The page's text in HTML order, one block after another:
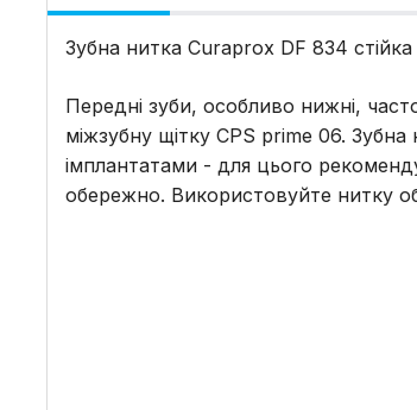
Зубна нитка Curaprox DF 834
Передні зуби, особливо нижні,
міжзубну щітку CPS prime 06.
імплантатами - для цього
обережно. Використовуйте нитку